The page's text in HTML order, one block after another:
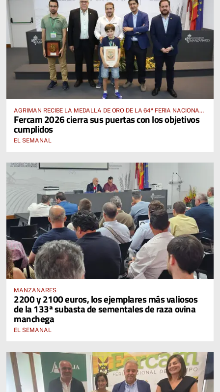
AGRIMAN RECIBE LA MEDALLA DE ORO DE LA 64ª FERIA NACIONAL
DEL CAMPO
Fercam 2026 cierra sus puertas con los objetivos
cumplidos
EL SEMANAL
MANZANARES
2200 y 2100 euros, los ejemplares más valiosos
de la 133ª subasta de sementales de raza ovina
manchega
EL SEMANAL